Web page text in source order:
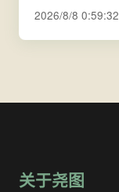
2026/8/8 0:59:32
关于尧图